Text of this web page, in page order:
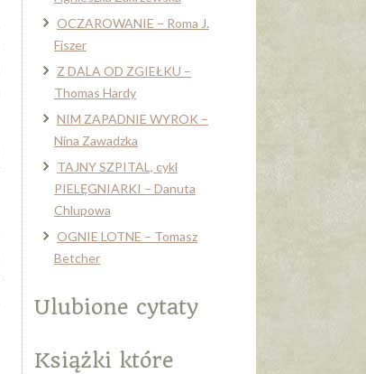
OCZAROWANIE – Roma J.
Fiszer
Z DALA OD ZGIEŁKU –
Thomas Hardy
NIM ZAPADNIE WYROK –
Nina Zawadzka
TAJNY SZPITAL, cykl
PIELĘGNIARKI – Danuta
Chlupowa
OGNIE LOTNE – Tomasz
Betcher
Ulubione cytaty
Książki które